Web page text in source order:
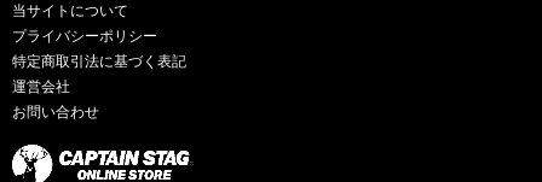
当サイトについて
プライバシーポリシー
特定商取引法に基づく表記
運営会社
お問い合わせ